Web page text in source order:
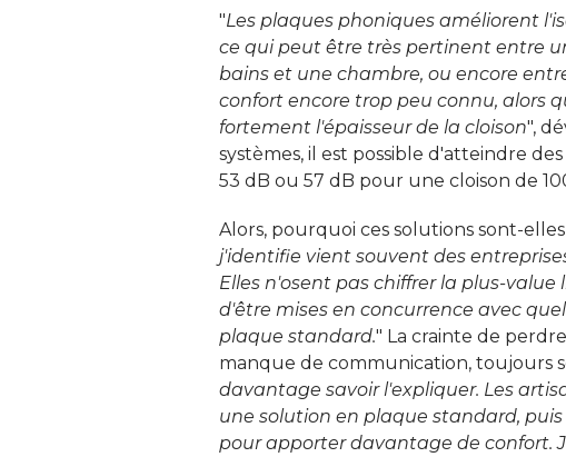
"Les plaques phoniques améliorent
ce qui peut être très pertinent entre
bains et une chambre, ou encore
confort encore trop peu connu, alors
fortement l'épaisseur de la cloison",
systèmes, il est possible d'atteindre
53 dB ou 57 dB pour une cloison de
Alors, pourquoi ces solutions sont-
j'identifie vient souvent des
Elles n'osent pas chiffrer la plus-
d'être mises en concurrence avec
plaque standard." La crainte de
manque de communication, toujours
davantage savoir l'expliquer. Les
une solution en plaque standard,
pour apporter davantage de confort.